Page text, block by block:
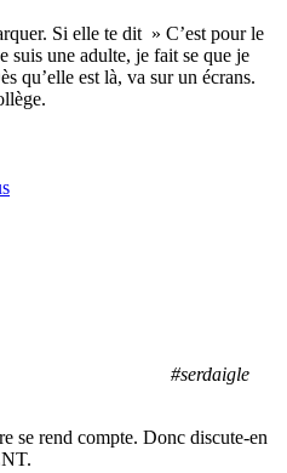
Si elle te dit » C’est pour le
une adulte, je fait se que je
qu’elle est là, va sur un écrans.
#serdaigle
se rend compte. Donc discute-en